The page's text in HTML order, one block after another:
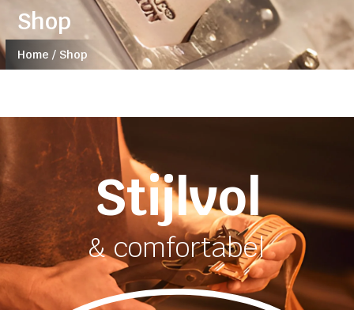
Shop
Home / Shop
Stijlvol
& comfortabel